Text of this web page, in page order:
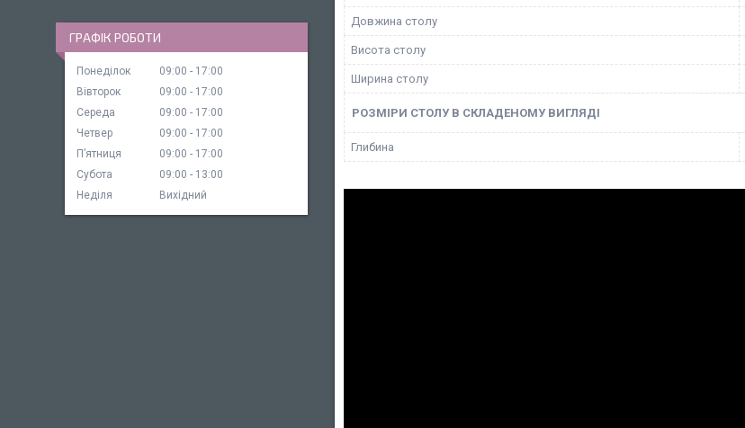
Довжина столу
Висота столу
Ширина столу
РОЗМІРИ СТОЛУ В СКЛАДЕНОМУ ВИГЛЯДІ
Глибина
ГРАФІК РОБОТИ
Понеділок 09:00
17:00
Вівторок
09:00
17:00
Середа
09:00
17:00
Четвер
09:00
17:00
Пʼятниця
09:00
17:00
Субота
09:00
13:00
Неділя
Вихідний